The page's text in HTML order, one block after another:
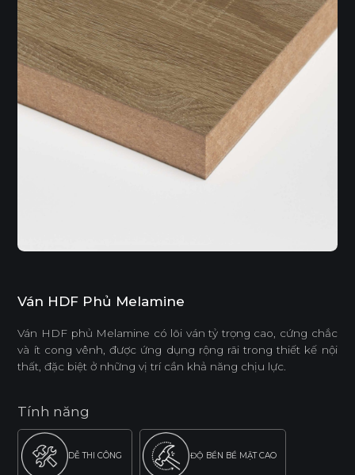
Ván HDF Phủ Melamine
Ván HDF phủ Melamine có lõi ván tỷ trọng cao, cứng chắc
và ít cong vênh, được ứng dụng rộng rãi trong thiết kế nội
thất, đặc biệt ở những vị trí cần khả năng chịu lực.
Tính năng
DỄ THI CÔNG ĐỘ BỀN BỀ MẶT CAO